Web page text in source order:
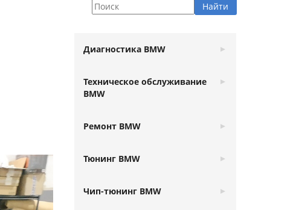
Диагностика BMW
Техническое обслуживание
BMW
Ремонт BMW
Тюнинг BMW
Чип-тюнинг BMW